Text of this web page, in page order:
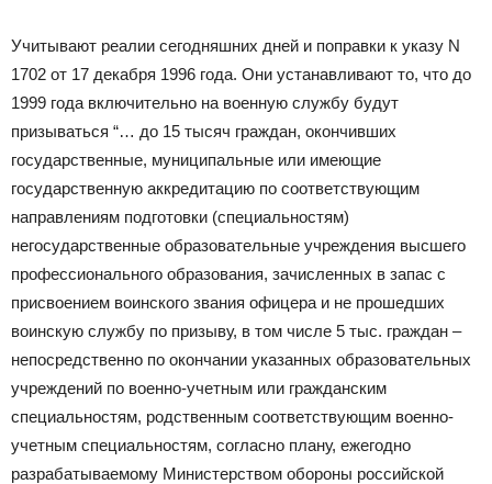
Учитывают реалии сегодняшних дней и поправки к указу N
1702 от 17 декабря 1996 года. Они устанавливают то, что до
1999 года включительно на военную службу будут
призываться “… до 15 тысяч граждан, окончивших
государственные, муниципальные или имеющие
государственную аккредитацию по соответствующим
направлениям подготовки (специальностям)
негосударственные образовательные учреждения высшего
профессионального образования, зачисленных в запас с
присвоением воинского звания офицера и не прошедших
воинскую службу по призыву, в том числе 5 тыс. граждан –
непосредственно по окончании указанных образовательных
учреждений по военно-учетным или гражданским
специальностям, родственным соответствующим военно-
учетным специальностям, согласно плану, ежегодно
разрабатываемому Министерством обороны российской